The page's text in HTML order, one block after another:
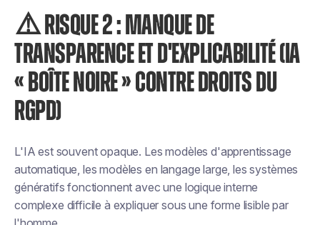
⚠️ RISQUE 2 : MANQUE DE
TRANSPARENCE ET D'EXPLICABILITÉ (IA
« BOÎTE NOIRE » CONTRE DROITS DU
RGPD)
L'IA est souvent opaque. Les modèles d'apprentissage
automatique, les modèles en langage large, les systèmes
génératifs fonctionnent avec une logique interne
complexe difficile à expliquer sous une forme lisible par